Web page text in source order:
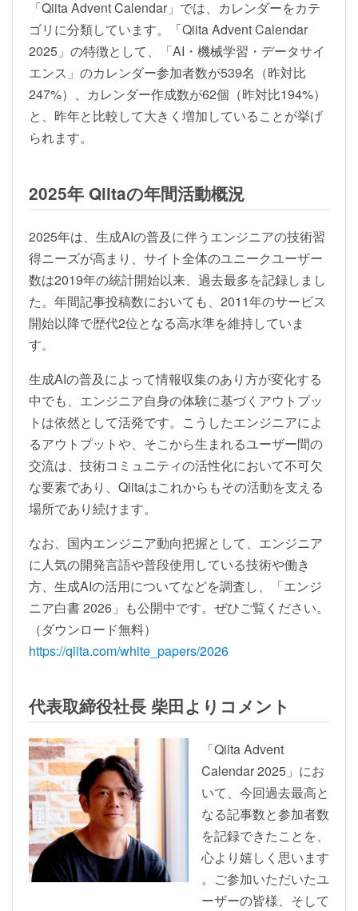
「Qiita Advent Calendar」では、カレンダーをカテ
ゴリに分類しています。「Qiita Advent Calendar
2025」の特徴として、「AI・機械学習・データサイ
エンス」のカレンダー参加者数が539名（昨対比
247%）、カレンダー作成数が62個（昨対比194%）
と、昨年と比較して大きく増加していることが挙げ
られます。
2025年 Qiitaの年間活動概況
2025年は、生成AIの普及に伴うエンジニアの技術習
得ニーズが高まり、サイト全体のユニークユーザー
数は2019年の統計開始以来、過去最多を記録しまし
た。年間記事投稿数においても、2011年のサービス
開始以降で歴代2位となる高水準を維持していま
す。
生成AIの普及によって情報収集のあり方が変化する
中でも、エンジニア自身の体験に基づくアウトプッ
トは依然として活発です。こうしたエンジニアによ
るアウトプットや、そこから生まれるユーザー間の
交流は、技術コミュニティの活性化において不可欠
な要素であり、Qiitaはこれからもその活動を支える
場所であり続けます。
なお、国内エンジニア動向把握として、エンジニア
に人気の開発言語や普段使用している技術や働き
方、生成AIの活用についてなどを調査し、「エンジ
ニア白書 2026」も公開中です。ぜひご覧ください。
（ダウンロード無料）
https://qiita.com/white_papers/2026
代表取締役社長 柴田よりコメント
「Qiita Advent
Calendar 2025」にお
いて、今回過去最高と
なる記事数と参加者数
を記録できたことを、
心より嬉しく思います
。ご参加いただいたユ
ーザーの皆様、そして